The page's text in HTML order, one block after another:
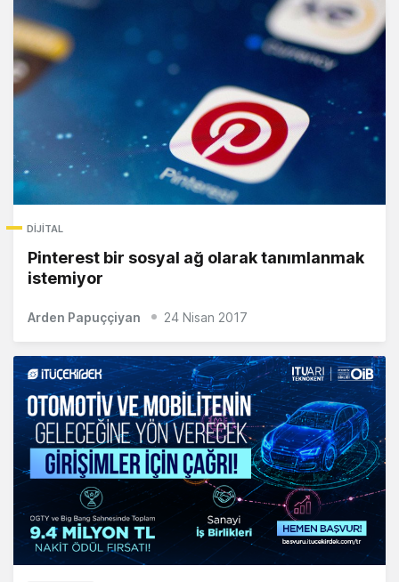
DIJITAL
Pinterest bir sosyal ağ olarak tanımlanmak
istemiyor
Arden Papuççiyan 24 Nisan 2017